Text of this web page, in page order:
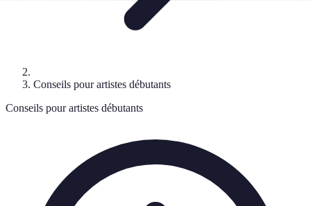
Conseils pour artistes débutants
Conseils pour artistes débutants